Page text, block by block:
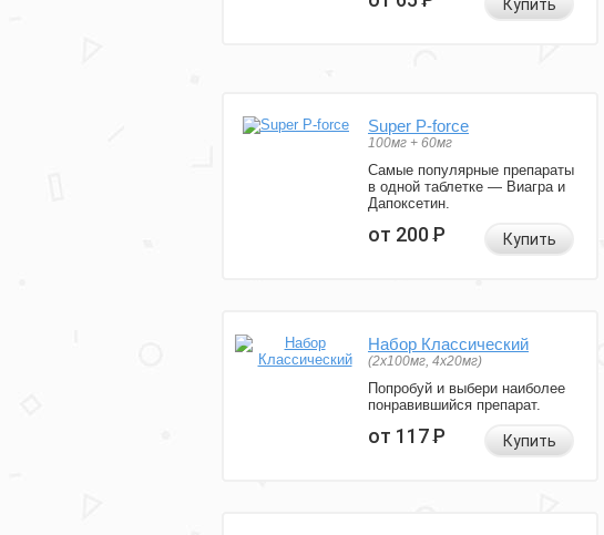
Купить
Super P-force
100мг + 60мг
Самые популярные препараты
в одной таблетке — Виагра и
Дапоксетин.
от 200Р Купить
Набор Классический
(2x100мг, 4x20мг)
Попробуй и выбери наиболее
понравившийся препарат.
от 117Р Купить